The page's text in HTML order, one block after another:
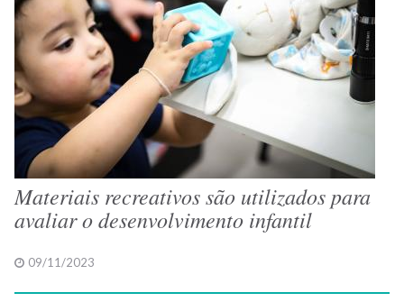
Materiais recreativos são utilizados para
avaliar o desenvolvimento infantil
09/11/2023